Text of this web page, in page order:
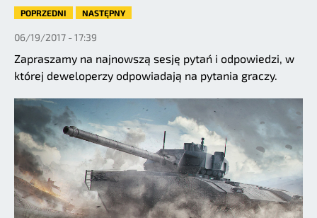
POPRZEDNI NASTĘPNY
06/19/2017 - 17:39
Zapraszamy na najnowszą sesję pytań i odpowiedzi, w
której deweloperzy odpowiadają na pytania graczy.